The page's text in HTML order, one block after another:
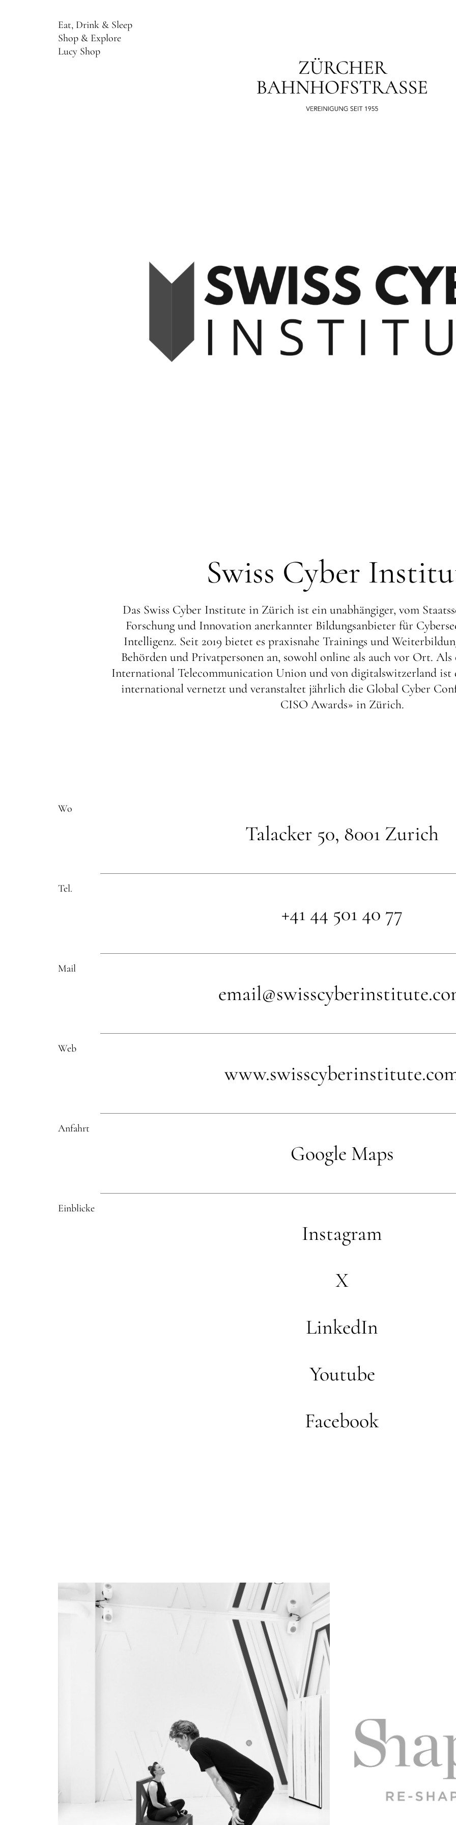
Eat, Drink & Sleep
Shop & Explore
Lucy Shop
Swiss Cyber
Das Swiss Cyber Institute in Zürich ist ein unabhängiger, vom
Forschung und Innovation anerkan­nter Bildungsanbieter für
Intelligenz. Seit 2019 bietet es praxisnahe Trainings und
Behörden und Privatpersonen an, sowohl online als auch vor Ort.
International Telecommunication Union und von digitalswitzerland
international vernetzt und veranstaltet jährlich die Global Cyber
CISO Awards» in Zürich.
Wo
Talacker 50, 8001 Zurich
Tel.
+41 44 501 40 77
Mail
Web
Anfahrt
Google Maps
Einblicke
Instagram
X
LinkedIn
Youtube
Facebook